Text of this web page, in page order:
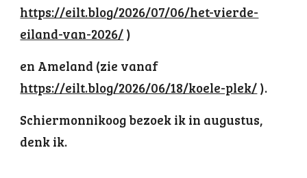
https://eilt.blog/2026/07/06/het-vierde-
eiland-van-2026/ )
en Ameland (zie vanaf
https://eilt.blog/2026/06/18/koele-plek/ ).
Schiermonnikoog bezoek ik in augustus,
denk ik.